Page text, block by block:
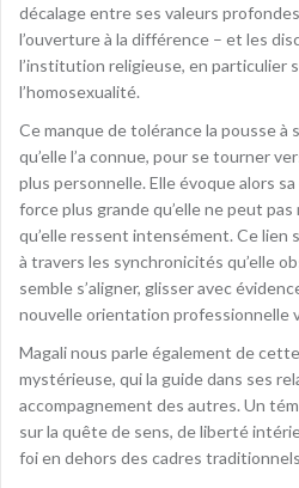
décalage entre ses valeurs
l’ouverture à la différence – et les
l’institution religieuse, en particulier
l’homosexualité.
Ce manque de tolérance la pousse à
qu’elle l’a connue, pour se tourner
plus personnelle. Elle évoque alors
force plus grande qu’elle ne peut
qu’elle ressent intensément. Ce
à travers les synchronicités qu’elle
semble s’aligner, glisser avec
nouvelle orientation professionnelle
Magali nous parle également de
mystérieuse, qui la guide dans ses
accompagnement des autres. Un
sur la quête de sens, de liberté
foi en dehors des cadres